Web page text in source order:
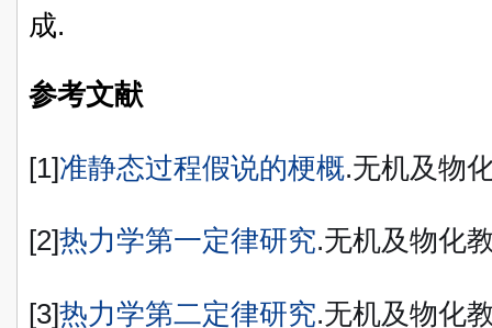
成.
参考文献
[1]准静态过程假说的梗概.无机及物
[2]热力学第一定律研究.无机及物化
[3]热力学第二定律研究.无机及物化